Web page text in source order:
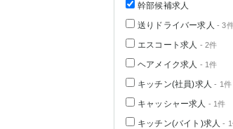
幹部候補求人
送りドライバー求人 - 3
エスコート求人 - 2件
ヘアメイク求人 - 1件
キッチン(社員)求人 - 1件
キャッシャー求人 - 1件
キッチン(バイト)求人 -